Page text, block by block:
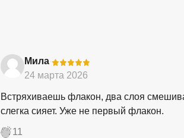
Мила-
24 марта 2026
Встряхиваешь флакон, два слоя
слегка сияет. Уже не первый флакон.
11